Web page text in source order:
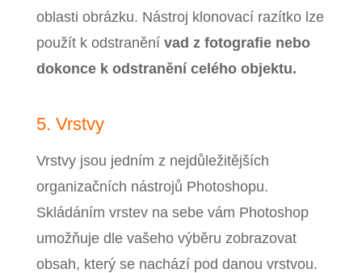
oblasti obrázku. Nástroj klonovací razítko lze
použít k odstranění vad z fotografie nebo
dokonce k odstranění celého objektu.
5. Vrstvy
Vrstvy jsou jedním z nejdůležitějších
organizačních nástrojů Photoshopu.
Skládáním vrstev na sebe vám Photoshop
umožňuje dle vašeho výběru zobrazovat
obsah, který se nachází pod danou vrstvou.